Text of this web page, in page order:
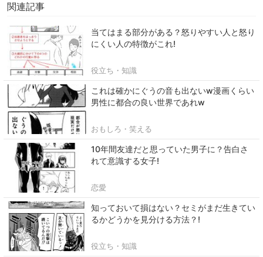
関連記事
当てはまる部分がある？怒りやすい人と怒り
にくい人の特徴がこれ!
役立ち・知識
これは確かにぐうの音も出ないw漫画くらい
男性に都合の良い世界であれw
おもしろ・笑える
10年間友達だと思っていた男子に？告白さ
れて意識する女子!
恋愛
知っておいて損はない？セミがまだ生きてい
るかどうかを見分ける方法？!
役立ち・知識